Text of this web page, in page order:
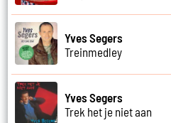
Yves Segers
Treinmedley
Yves Segers
Trek het je niet aan